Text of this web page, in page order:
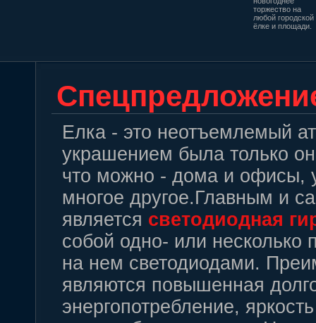
торжество на
любой городской
ёлке и площади.
Елка - это неотъемлемый
украшением была только
что можно - дома и офисы,
многое другое.Главным и
является светодиодная
собой одно- или
на нем светодиодами.
являются повышенная
энергопотребление,